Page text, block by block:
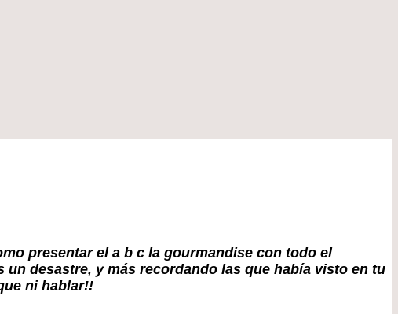
presentar el a b c la gourmandise con todo el
desastre, y más recordando las que había visto en tu
ni hablar!!